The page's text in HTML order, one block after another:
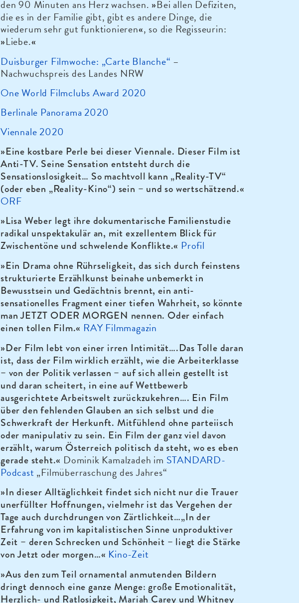
den 90 Minuten ans Herz wachsen. »Bei allen Defiziten,
die es in der Familie gibt, gibt es andere Dinge, die
wiederum sehr gut funktionieren«, so die Regisseurin:
»Liebe.«
Duisburger Filmwoche: „Carte Blanche“ –
Nachwuchspreis des Landes NRW
One World Filmclubs Award 2020
Berlinale Panorama 2020
Viennale 2020
»Eine kostbare Perle bei dieser Viennale. Dieser Film ist
Anti-TV. Seine Sensation entsteht durch die
Sensationslosigkeit… So machtvoll kann „Reality-TV“
(oder eben „Reality-Kino“) sein – und so wertschätzend.«
ORF
»Lisa Weber legt ihre dokumentarische Familienstudie
radikal unspektakulär an, mit exzellentem Blick für
Zwischentöne und schwelende Konflikte.« Profil
»Ein Drama ohne Rührseligkeit, das sich durch feinstens
strukturierte Erzählkunst beinahe unbemerkt in
Bewusstsein und Gedächtnis brennt, ein anti-
sensationelles Fragment einer tiefen Wahrheit, so könnte
man JETZT ODER MORGEN nennen. Oder einfach
einen tollen Film.« RAY Filmmagazin
»Der Film lebt von einer irren Intimität….Das Tolle daran
ist, dass der Film wirklich erzählt, wie die Arbeiterklasse
– von der Politik verlassen – auf sich allein gestellt ist
und daran scheitert, in eine auf Wettbewerb
ausgerichtete Arbeitswelt zurückzukehren…. Ein Film
über den fehlenden Glauben an sich selbst und die
Schwerkraft der Herkunft. Mitfühlend ohne parteiisch
oder manipulativ zu sein. Ein Film der ganz viel davon
erzählt, warum Österreich politisch da steht, wo es eben
gerade steht.« Dominik Kamalzadeh im STANDARD-
Podcast „Filmüberraschung des Jahres“
»In dieser Alltäglichkeit findet sich nicht nur die Trauer
unerfüllter Hoffnungen, vielmehr ist das Vergehen der
Tage auch durchdrungen von Zärtlichkeit…„In der
Erfahrung von im kapitalistischen Sinne unproduktiver
Zeit – deren Schrecken und Schönheit – liegt die Stärke
von Jetzt oder morgen…« Kino-Zeit
»Aus den zum Teil ornamental anmutenden Bildern
dringt dennoch eine ganze Menge: große Emotionalität,
Herzlich- und Ratlosigkeit, Mariah Carey und Whitney